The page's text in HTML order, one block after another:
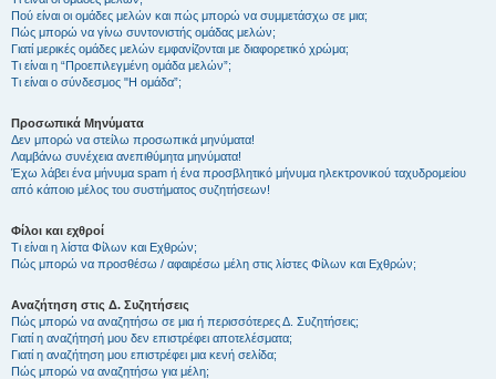
Πού είναι οι ομάδες μελών και πώς μπορώ να συμμετάσχω σε μια;
Πώς μπορώ να γίνω συντονιστής ομάδας μελών;
Γιατί μερικές ομάδες μελών εμφανίζονται με διαφορετικό χρώμα;
Τι είναι η “Προεπιλεγμένη ομάδα μελών”;
Τι είναι ο σύνδεσμος "Η ομάδα”;
Προσωπικά Μηνύματα
Δεν μπορώ να στείλω προσωπικά μηνύματα!
Λαμβάνω συνέχεια ανεπιθύμητα μηνύματα!
Έχω λάβει ένα μήνυμα spam ή ένα προσβλητικό μήνυμα ηλεκτρονικού ταχυδρομείου
από κάποιο μέλος του συστήματος συζητήσεων!
Φίλοι και εχθροί
Τι είναι η λίστα Φίλων και Εχθρών;
Πώς μπορώ να προσθέσω / αφαιρέσω μέλη στις λίστες Φίλων και Εχθρών;
Αναζήτηση στις Δ. Συζητήσεις
Πώς μπορώ να αναζητήσω σε μια ή περισσότερες Δ. Συζητήσεις;
Γιατί η αναζήτησή μου δεν επιστρέφει αποτελέσματα;
Γιατί η αναζήτηση μου επιστρέφει μια κενή σελίδα;
Πώς μπορώ να αναζητήσω για μέλη;